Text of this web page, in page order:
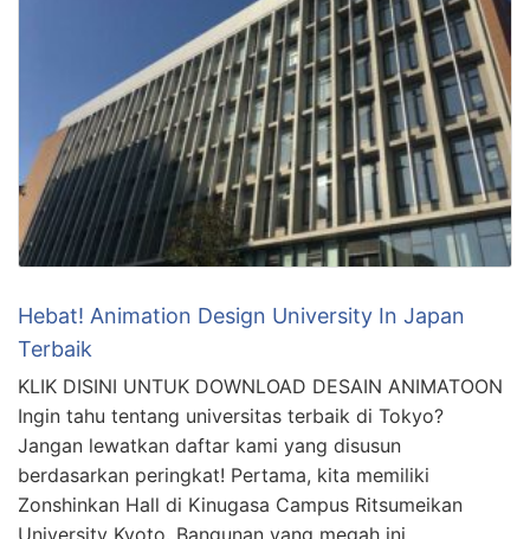
Hebat! Animation Design University In Japan
Terbaik
KLIK DISINI UNTUK DOWNLOAD DESAIN ANIMATOON
Ingin tahu tentang universitas terbaik di Tokyo?
Jangan lewatkan daftar kami yang disusun
berdasarkan peringkat! Pertama, kita memiliki
Zonshinkan Hall di Kinugasa Campus Ritsumeikan
University Kyoto. Bangunan yang megah ini